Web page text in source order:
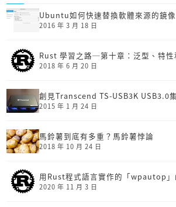
Ubuntu如何快速替換軟體來源的鏡
2016 年 3 月 18 日
Rust 學習之路─第十章：泛型、特性
2018 年 6 月 20 日
創見Transcend TS-USB3K USB3.0
2015 年 1 月 24 日
馬鈴薯到底有多重？馬鈴薯悖論
2018 年 10 月 24 日
用Rust程式語言實作的「wpautop」
2020 年 11 月 3 日